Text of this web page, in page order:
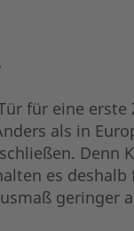
für eine
als in
es
geringer